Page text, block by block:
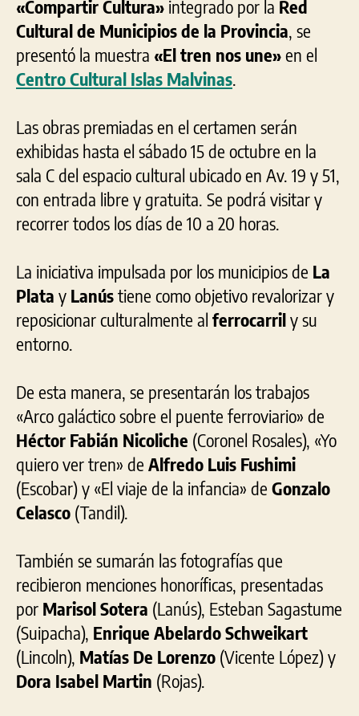
«Compartir Cultura» integrado por la Red
Cultural de Municipios de la Provincia, se
presentó la muestra «El tren nos une»en el
Centro Cultural Islas Malvinas.
Las obras premiadas en el certamen serán
exhibidas hasta el sábado 15 de octubre en la
sala C del espacio cultural ubicado en Av. 19 y 51,
con entrada libre y gratuita. Se podrá visitar y
recorrer todos los días de 10 a 20 horas.
La iniciativa impulsada por los municipios de La
Plata y Lanústiene como objetivo revalorizar y
reposicionar culturalmente al ferrocarrily su
entorno.
De esta manera, se presentarán los trabajos
«Arco galáctico sobre el puente ferroviario» de
Héctor Fabián Nicoliche (Coronel Rosales), «Yo
quiero ver tren» de Alfredo Luis Fushimi
(Escobar) y «El viaje de la infancia» de Gonzalo
Celasco (Tandil).
También se sumarán las fotografías que
recibieron menciones honoríficas, presentadas
por Marisol Sotera (Lanús), Esteban Sagastume
(Suipacha), Enrique Abelardo Schweikart
(Lincoln), Matías De Lorenzo (Vicente López) y
Dora Isabel Martin (Rojas).